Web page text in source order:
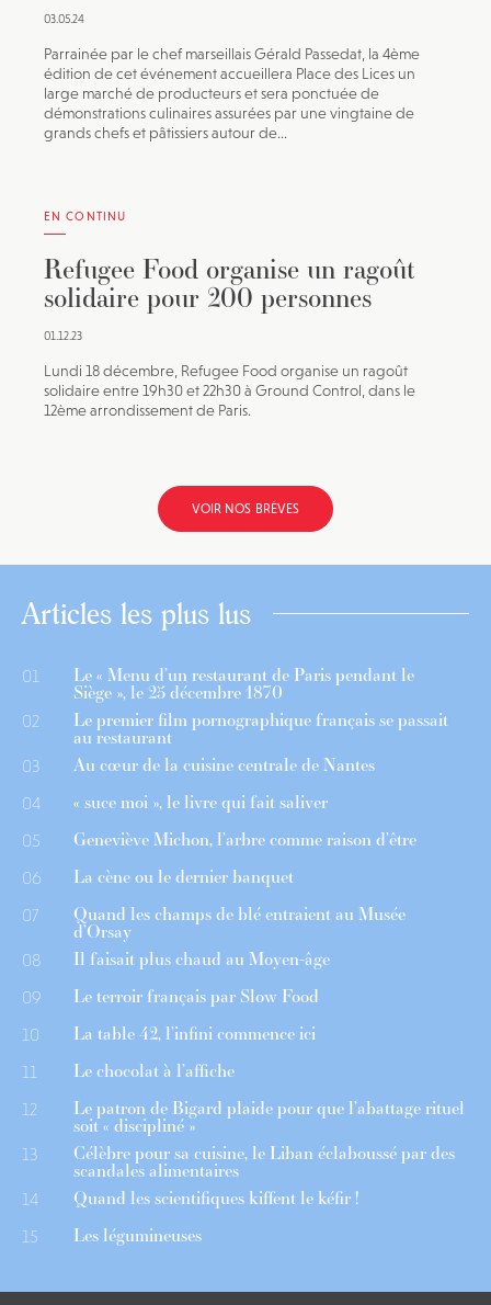
03.05.24
Parrainée par le chef marseillais Gérald Passedat, la 4ème
édition de cet événement accueillera Place des Lices un
large marché de producteurs et sera ponctuée de
démonstrations culinaires assurées par une vingtaine de
grands chefs et pâtissiers autour de...
EN CONTINU
Refugee Food organise un ragoût
solidaire pour 200 personnes
01.12.23
Lundi 18 décembre, Refugee Food organise un ragoût
solidaire entre 19h30 et 22h30 à Ground Control, dans le
12ème arrondissement de Paris.
VOIR NOS BRÈVES
Articles les plus lus
01 Le « Menu d’un restaurant de Paris pendant le
Siège », le 25 décembre 1870
02 Le premier film pornographique français se passait
au restaurant
03 Au cœur de la cuisine centrale de Nantes
04 « suce moi », le livre qui fait saliver
05 Geneviève Michon, l’arbre comme raison d’être
06 La cène ou le dernier banquet
07 Quand les champs de blé entraient au Musée
d’Orsay
08 Il faisait plus chaud au Moyen-âge
09 Le terroir français par Slow Food
10 La table 42, l’infini commence ici
11 Le chocolat à l’affiche
12 Le patron de Bigard plaide pour que l’abattage rituel
soit « discipliné »
13 Célèbre pour sa cuisine, le Liban éclaboussé par des
scandales alimentaires
14 Quand les scientifiques kiffent le kéfir !
15 Les légumineuses